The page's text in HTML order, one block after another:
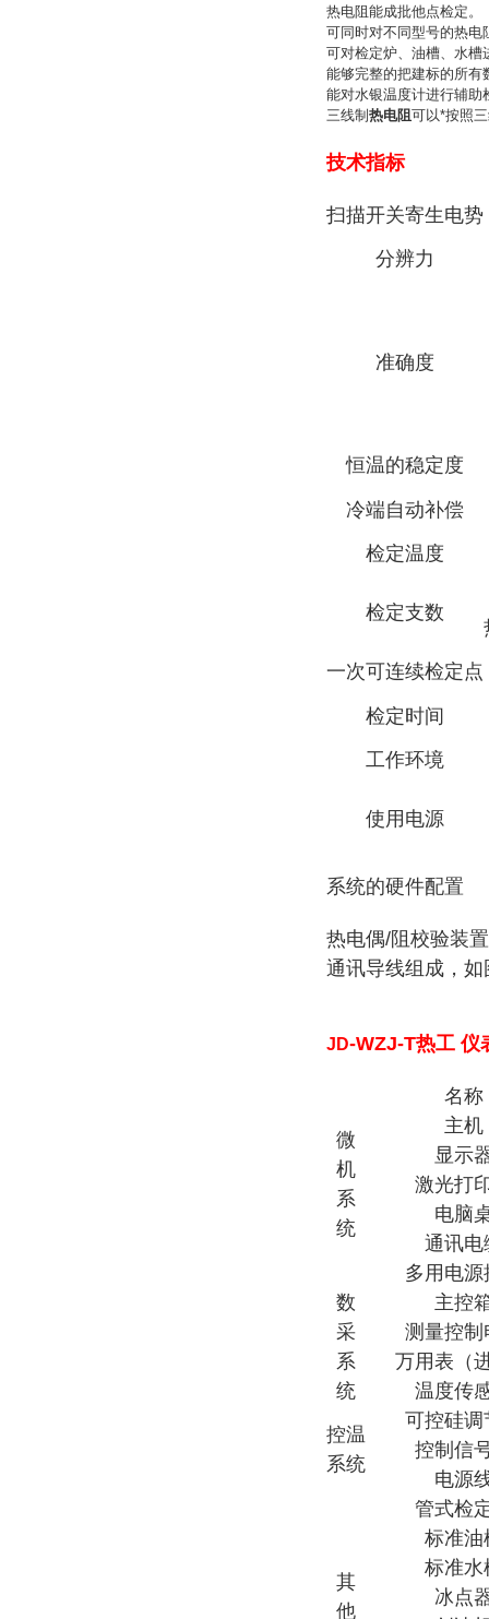
热电阻能成批他点检定。
可同时对不同型号的热电
可对检定炉、油槽、水槽
能够完整的把建标的所有
能对水银温度计进行辅助
三线制 热电阻可以*按照
技术指标
扫描开关寄生电势
分辨力
准确度
恒温的稳定度
冷端自动补偿
检定温度
检定支数
一次可连续检定点
检定时间
工作环境
使用电源
系统的硬件配置
热电偶/阻校验装
通讯导线组成，如
JD-WZJ-T热工 仪
微
机
系
统
名称
主机
显示
激光打
电脑
通讯电
多用电源
数
采
系
统
主控
测量控制
万用表（
温度传
控温
系统
可控硅调
控制信
电源
其
他
管式检
标准油
标准水
冰点